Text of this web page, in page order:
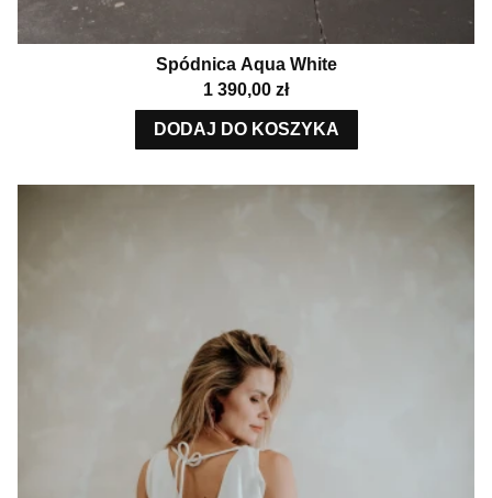
Spódnica Aqua White
Cena
1 390,00 zł
DODAJ DO KOSZYKA